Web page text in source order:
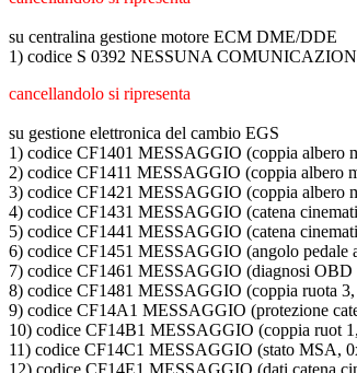
su centralina gestione motore ECM DME/DDE
1) codice S 0392 NESSUNA
cancellandolo si ripresenta
su gestione elettronica del cambio EGS
1) codice CF1401 MESSAGGIO (coppia
2) codice CF1411 MESSAGGIO (coppia
3) codice CF1421 MESSAGGIO (coppia
4) codice CF1431 MESSAGGIO (catena
5) codice CF1441 MESSAGGIO (catena
6) codice CF1451 MESSAGGIO (angolo
7) codice CF1461 MESSAGGIO (diagnosi
8) codice CF1481 MESSAGGIO (coppia ruota
9) codice CF14A1 MESSAGGIO (protezione
10) codice CF14B1 MESSAGGIO (coppia
11) codice CF14C1 MESSAGGIO (stato
12) codice CF14E1 MESSAGGIO (dati catena